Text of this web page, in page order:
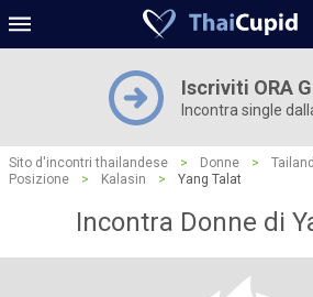
Iscriviti ORA
Incontra single
Sito d'incontri thailandese > Donne >
Posizione
> Kalasin > Yang Talat
Incontra Donne di